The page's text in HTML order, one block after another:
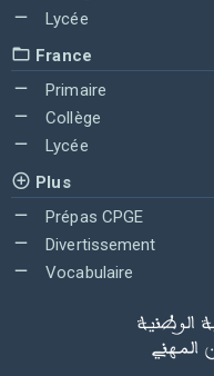
Lycée
France
Primaire
Collège
Lycée
Plus
Prépas CPGE
Divertissement
Vocabulaire